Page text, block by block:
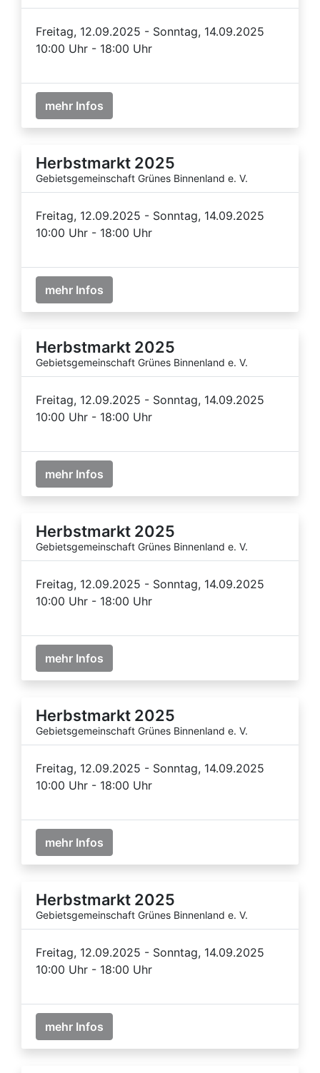
Freitag, 12.09.2025 - Sonntag, 14.09.2025
10:00 Uhr - 18:00 Uhr
mehr Infos
Herbstmarkt 2025
Gebietsgemeinschaft Grünes Binnenland e. V.
Freitag, 12.09.2025 - Sonntag, 14.09.2025
10:00 Uhr - 18:00 Uhr
mehr Infos
Herbstmarkt 2025
Gebietsgemeinschaft Grünes Binnenland e. V.
Freitag, 12.09.2025 - Sonntag, 14.09.2025
10:00 Uhr - 18:00 Uhr
mehr Infos
Herbstmarkt 2025
Gebietsgemeinschaft Grünes Binnenland e. V.
Freitag, 12.09.2025 - Sonntag, 14.09.2025
10:00 Uhr - 18:00 Uhr
mehr Infos
Herbstmarkt 2025
Gebietsgemeinschaft Grünes Binnenland e. V.
Freitag, 12.09.2025 - Sonntag, 14.09.2025
10:00 Uhr - 18:00 Uhr
mehr Infos
Herbstmarkt 2025
Gebietsgemeinschaft Grünes Binnenland e. V.
Freitag, 12.09.2025 - Sonntag, 14.09.2025
10:00 Uhr - 18:00 Uhr
mehr Infos